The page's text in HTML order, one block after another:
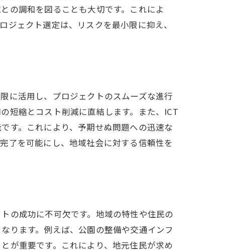
の調和を図ることも大切です。これによ
ェクト選定は、リスクを最小限に抑え、
に活用し、プロジェクトのスムーズな進行
短縮とコスト削減に直結します。また、ICT
す。これにより、予期せぬ問題への迅速な
了を可能にし、地域社会に対する信頼性を
の成功に不可欠です。地域の特性や住民の
ります。例えば、公園の整備や交通インフ
が重要です。これにより、地元住民が求め